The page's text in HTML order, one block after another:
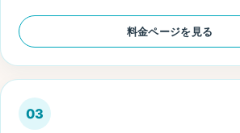
料金ページを見る
03